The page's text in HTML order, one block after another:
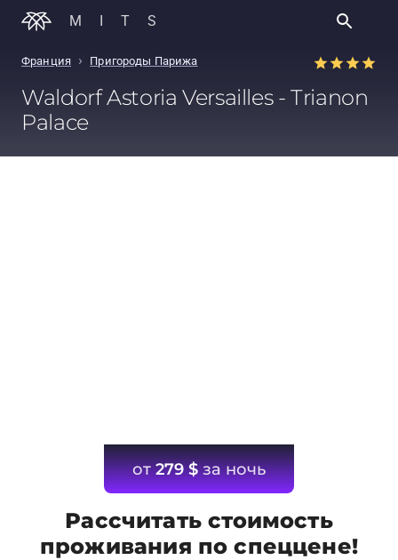
MITS
Франция › Пригороды Парижа
Waldorf Astoria Versailles - Trianon
Palace
от279 $за ночь
Рассчитать стоимость
проживания по спеццене!